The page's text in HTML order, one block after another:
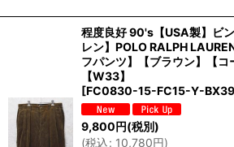
程度良好 90's【USA製】ビ
レン】POLO RALPH
フパンツ】【ブラウン】【コ
【W33】
[FC0830-15-FC15-Y-
9,800円(税別)
(税込: 10,780円)